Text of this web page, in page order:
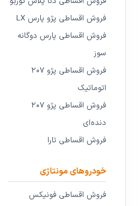
فروش اقساطی پژو پارس LX
فروش اقساطی پارس دوگانه
سوز
فروش اقساطی پژو ۲۰۷
اتوماتیک
فروش اقساطی پژو ۲۰۷
دنده‌ای
فروش اقساطی تارا
خودروهای مونتاژی
فروش اقساطی فونیکس